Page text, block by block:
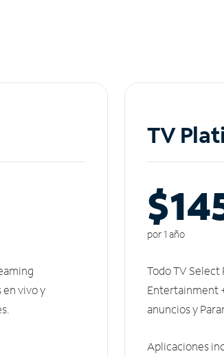
en vivo y
TV
por 1 año
Todo TV Select
Entertainment
anuncios y
Aplicaciones